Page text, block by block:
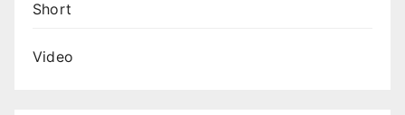
Short
Video